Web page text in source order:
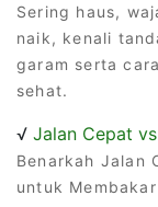
Sering haus,
naik, kenali
garam serta
sehat.
√ Jalan Cepat
Benarkah Jalan
untuk